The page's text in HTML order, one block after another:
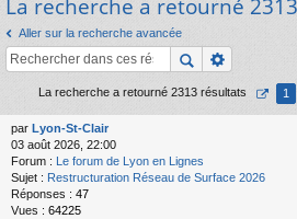
ci
s
s
La recherche a retourné
Aller sur la recherche avancée
La recherche a retourné 2313 résultats 1
par Lyon-St-Clair
03 août 2026, 22:00
Forum :
Le forum de Lyon en Lignes
Sujet : Restructuration Réseau de Surface 2026
Réponses : 47
Vues : 64225